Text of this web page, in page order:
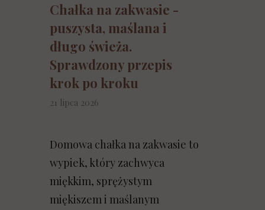
Chałka na zakwasie -
puszysta, maślana i
długo świeża.
Sprawdzony przepis
krok po kroku
21 lipca 2026
Domowa chałka na zakwasie to
wypiek, który zachwyca
miękkim, sprężystym
miękiszem i maślanym